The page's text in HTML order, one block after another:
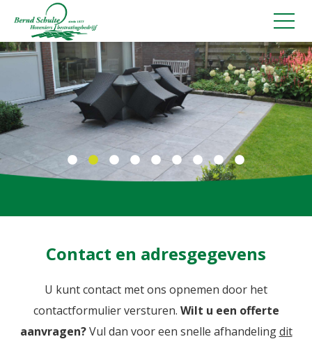
Contact en adresgegevens
U kunt contact met ons opnemen door het
contactformulier versturen. Wilt u een offerte
aanvragen?Vul dan voor een snelle afhandelingdit
Sierbestrating
Tuinaanleg
Tuinverlichting
Tuinonderhoud
Projectbestrating